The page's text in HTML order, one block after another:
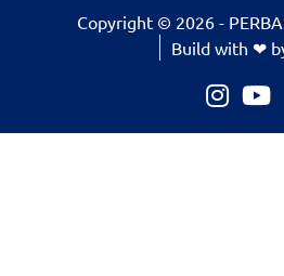
Copyright © 2026 -
Build with ❤